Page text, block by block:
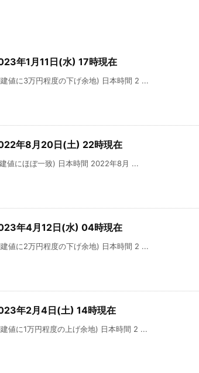
年1月11日(水) 17時現在
値に3万円程度の下げ余地) 日本時間 2 ...
年8月20日(土) 22時現在
値にほぼ一致) 日本時間 2022年8月 ...
年4月12日(水) 04時現在
値に2万円程度の下げ余地) 日本時間 2 ...
年2月4日(土) 14時現在
値に1万円程度の上げ余地) 日本時間 2 ...